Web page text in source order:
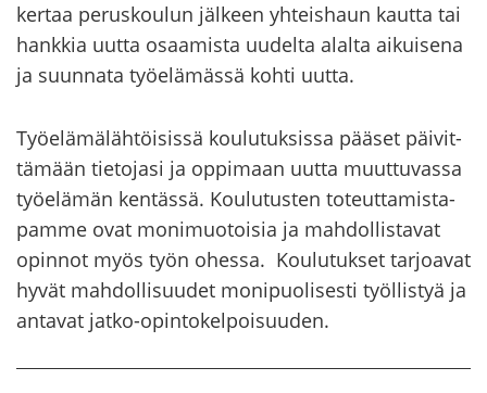
ker­taa pe­rus­kou­lun jäl­keen yh­teis­haun kaut­ta tai
hank­kia uutta osaa­mis­ta uu­del­ta alal­ta ai­kui­se­na
ja suun­na­ta työ­elä­mäs­sä kohti uutta.
Työ­elä­mä­läh­töi­sis­sä kou­lu­tuk­sis­sa pää­set päi­vit­
tä­mään tie­to­ja­si ja op­pi­maan uutta muut­tu­vas­sa
työ­elä­män ken­täs­sä. Kou­lu­tus­ten to­teut­ta­mis­ta­
pam­me ovat mo­ni­muo­toi­sia ja mah­dol­lis­ta­vat
opin­not myös työn ohes­sa. Kou­lu­tuk­set tar­joa­vat
hyvät mah­dol­li­suu­det mo­ni­puo­li­ses­ti työl­lis­tyä ja
an­ta­vat jatko-​opintokelpoisuuden.